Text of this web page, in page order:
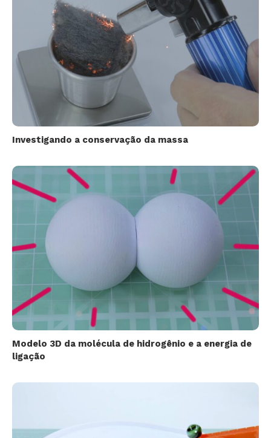
Investigando a conservação da massa
Modelo 3D da molécula de hidrogênio e a energia de
ligação